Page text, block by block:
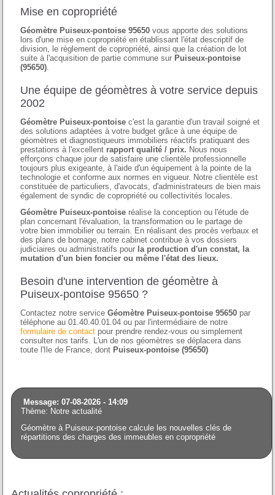
Mise en copropriété
Géomètre Puiseux-pontoise 95650 vous apporte des solutions
lors d'une mise en copropriété en établissant l'état descriptif de
division, le règlement de copropriété, ainsi que la création de lot
suite à l'acquisition de partie commune sur Puiseux-pontoise
(95650)
Une équipe de géomètres à votre service depuis
2002
Géomètre Puiseux-pontoise c'est la garantie d'un travail soigné et
des solutions adaptées à votre budget grâce à une équipe de
géomètres et diagnostiqueurs immobiliers réactifs pratiquant des
prestations à l'excellent rapport qualité / prix. Nous nous
efforçons chaque jour de satisfaire une clientèle professionnelle
toujours plus exigeante, à l'aide d'un équipement à la pointe de la
technologie et conforme aux normes en vigueur. Notre clientèle est
constituée de particuliers, d'avocats, d'administrateurs de bien mais
également de syndic de copropriété ou collectivités locales.
Géomètre Puiseux-pontoise réalise la conception ou l'étude de
plan concernant l'évaluation, la transformation ou le partage de
votre bien immobilier ou terrain. En réalisant des procès verbaux et
des plans de bornage, notre cabinet contribue à vos dossiers
judiciaires ou administratifs pour la production d'un constat, la
mutation d'un bien foncier ou même l'état des lieux.
Besoin d'une intervention de géomètre à
Puiseux-pontoise 95650 ?
Contactez notre serviceGéomètre Puiseux-pontoise 95650 par
téléphone au 01.40.40.01.04 ou par l'intermédiaire de notre
formulaire de contact pour prendre rendez-vous ou simplement
consulter nos tarifs. L'un de nos géomètres se déplacera dans
toute l'Ile de France, dont Puiseux-pontoise (95650)
Message: 07-08-2026 - 14:09
Thème: Notre actualité
Géomètre à Puiseux-pontoise calcule les nouvelles clés de
répartitions des charges des immeubles en copropriété